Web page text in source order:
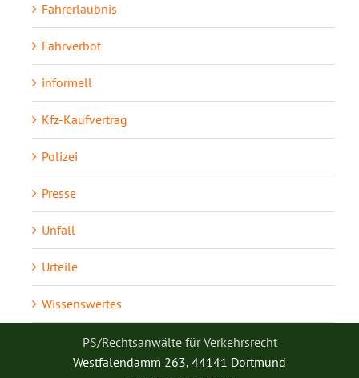
Fahrerlaubnis
Fahrverbot
informell
Kfz-Kaufvertrag
Polizei
Presse
Unfall
Urteile
Wissenswertes
PS/Rechtsanwälte für Verkehrsrecht
Westfalendamm 263, 44141 Dortmund